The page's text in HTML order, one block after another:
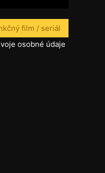
film / seriál
osobné údaje